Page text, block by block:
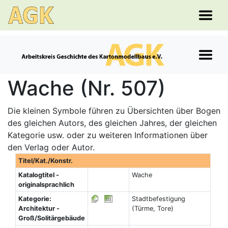
Wache (Nr. 507)
Die kleinen Symbole führen zu Übersichten über Bogen
des gleichen Autors, des gleichen Jahres, der gleichen
Kategorie usw. oder zu weiteren Informationen über
den Verlag oder Autor.
Titel/Kat./Konstr.
Katalogtitel -
originalsprachlich
Wache
Kategorie:
Architektur -
Groß/Solitärgebäude
Stadtbefestigung
(Türme, Tore)